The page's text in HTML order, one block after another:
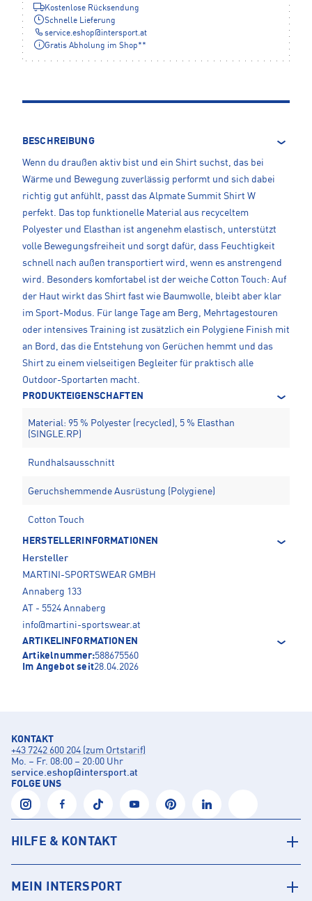
Kostenlose Rücksendung
Schnelle Lieferung
service.eshop@intersport.at
Gratis Abholung im Shop**
BESCHREIBUNG
Wenn du draußen aktiv bist und ein Shirt suchst, das bei
Wärme und Bewegung zuverlässig performt und sich dabei
richtig gut anfühlt, passt das Alpmate Summit Shirt W
perfekt. Das top funktionelle Material aus recyceltem
Polyester und Elasthan ist angenehm elastisch, unterstützt
volle Bewegungsfreiheit und sorgt dafür, dass Feuchtigkeit
schnell nach außen transportiert wird, wenn es anstrengend
wird. Besonders komfortabel ist der weiche Cotton Touch: Auf
der Haut wirkt das Shirt fast wie Baumwolle, bleibt aber klar
im Sport-Modus. Für lange Tage am Berg, Mehrtagestouren
oder intensives Training ist zusätzlich ein Polygiene Finish mit
an Bord, das die Entstehung von Gerüchen hemmt und das
Shirt zu einem vielseitigen Begleiter für praktisch alle
Outdoor-Sportarten macht.
PRODUKTEIGENSCHAFTEN
Material: 95 % Polyester (recycled), 5 % Elasthan
(SINGLE.RP)
Rundhalsausschnitt
Geruchshemmende Ausrüstung (Polygiene)
Cotton Touch
HERSTELLERINFORMATIONEN
Hersteller
MARTINI-SPORTSWEAR GMBH
Annaberg 133
AT - 5524 Annaberg
info@martini-sportswear.at
ARTIKELINFORMATIONEN
Artikelnummer:588675560
Im Angebot seit28.04.2026
KONTAKT
+43 7242 600 204 (zum Ortstarif)
Mo. – Fr. 08:00 – 20:00 Uhr
service.eshop@intersport.at
FOLGE UNS
HILFE & KONTAKT
MEIN INTERSPORT